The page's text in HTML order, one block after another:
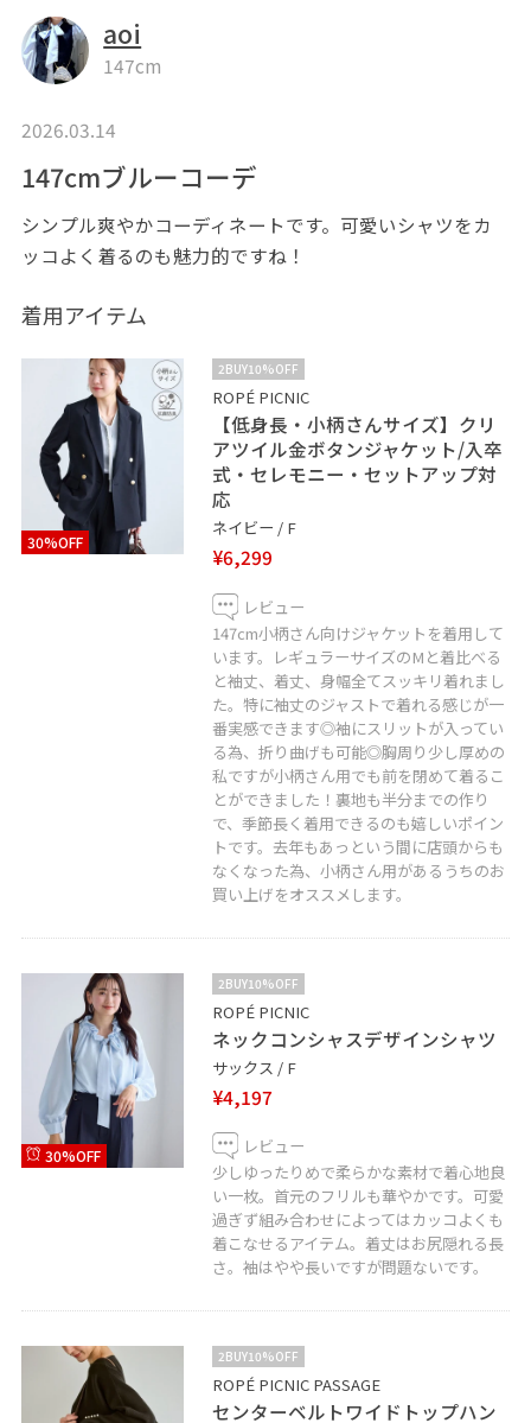
aoi
147cm
2026.03.14
147cmブルーコーデ
シンプル爽やかコーディネートです。可愛いシャツをカ
ッコよく着るのも魅力的ですね！
着用アイテム
30%OFF
2BUY10%OFF
ROPÉ PICNIC
【低身長・小柄さんサイズ】クリ
アツイル金ボタンジャケット/入卒
式・セレモニー・セットアップ対
応
ネイビー / F
¥6,299
レビュー
147cm小柄さん向けジャケットを着用して
います。レギュラーサイズのMと着比べる
と袖丈、着丈、身幅全てスッキリ着れまし
た。特に袖丈のジャストで着れる感じが一
番実感できます◎袖にスリットが入ってい
る為、折り曲げも可能◎胸周り少し厚めの
私ですが小柄さん用でも前を閉めて着るこ
とができました！裏地も半分までの作り
で、季節長く着用できるのも嬉しいポイン
トです。去年もあっという間に店頭からも
なくなった為、小柄さん用があるうちのお
買い上げをオススメします。
30%OFF
2BUY10%OFF
ROPÉ PICNIC
ネックコンシャスデザインシャツ
サックス / F
¥4,197
レビュー
少しゆったりめで柔らかな素材で着心地良
い一枚。首元のフリルも華やかです。可愛
過ぎず組み合わせによってはカッコよくも
着こなせるアイテム。着丈はお尻隠れる長
さ。袖はやや長いですが問題ないです。
2BUY10%OFF
ROPÉ PICNIC PASSAGE
センターベルトワイドトップハン